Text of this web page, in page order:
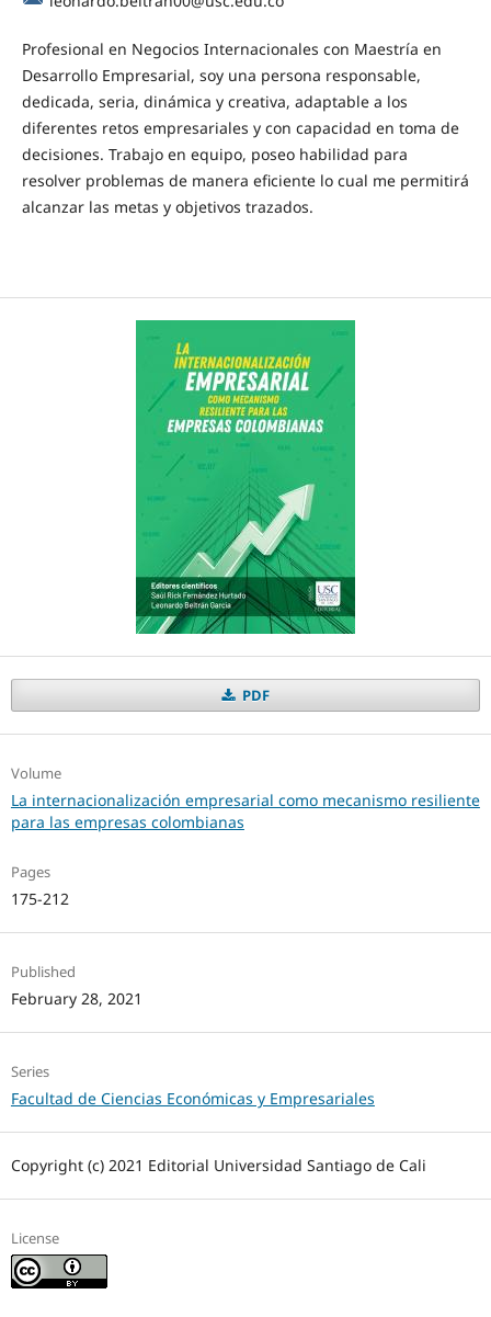
Profesional en Negocios Internacionales con Maestría en
Desarrollo Empresarial, soy una persona responsable,
dedicada, seria, dinámica y creativa, adaptable a los
diferentes retos empresariales y con capacidad en toma de
decisiones. Trabajo en equipo, poseo habilidad para
resolver problemas de manera eficiente lo cual me permitirá
alcanzar las metas y objetivos trazados.
PDF
Volume
La internacionalización empresarial como mecanismo resiliente
para las empresas colombianas
Pages
175-212
Published
February 28, 2021
Series
Facultad de Ciencias Económicas y Empresariales
Copyright (c) 2021 Editorial Universidad Santiago de Cali
License